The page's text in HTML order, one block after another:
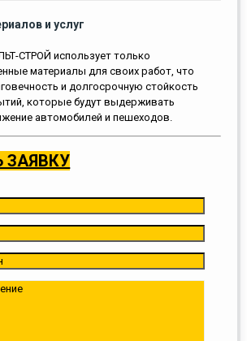
и услуг
СТРОЙ использует только
материалы для своих работ, что
и долгосрочную стойкость
которые будут выдерживать
автомобилей и пешеходов.
ЗАЯВКУ